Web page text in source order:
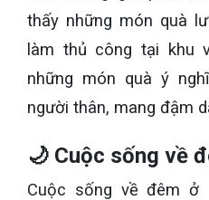
thấy những món quà
làm thủ công tại khu
những món quà ý
người thân, mang đậm
🌙 Cuộc sống về
Cuộc sống về đêm ở